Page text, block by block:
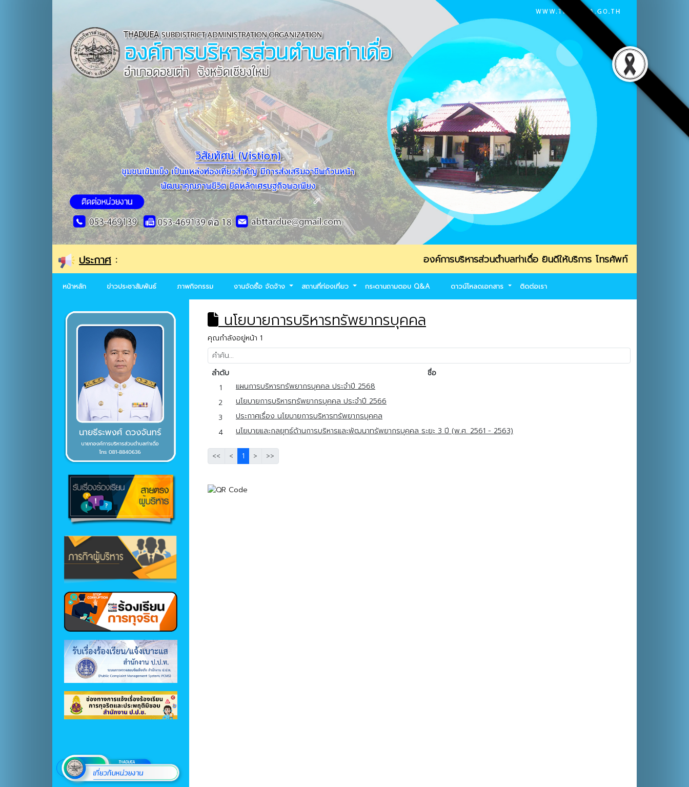
ประกาศ : องค์การบริหารส่วนตำบลท่าเดื่อ ยินดีให้บริการ โทรศัพท์ 053-469139 / โทรสาร
หน้าหลัก ข่าวประชาสัมพันธ์ ภาพกิจกรรม งานจัดซื้อ จัดจ้าง สถานที่ท่องเที่ยว กระดานถามตอบ Q&A ดาวน์โหลดเอกสาร ติดต่อเรา
นโยบายการบริหารทรัพยากรบุคคล
คุณกำลังอยู่หน้า 1
ลำดับ
ชื่อ
1
แผนการบริหารทรัพยากรบุคคล ประจำปี 2568
2
นโยบายการบริหารทรัพยากรบุคคล ประจำปี 2566
3
ประกาศเรื่อง นโยบายการบริหารทรัพยากรบุคคล
4
นโยบายและกลยุทธ์ด้านการบริหารและพัฒนาทรัพยากรบุคคล ระยะ 3 ปี (พ.ศ. 2561 - 2563)
<< < 1 > >>